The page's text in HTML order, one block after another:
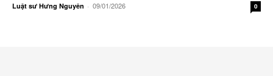
Luật sư Hưng Nguyên - 09/01/2026 0